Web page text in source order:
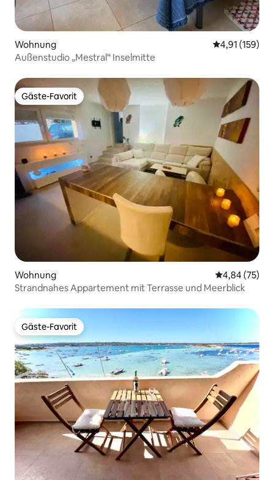
Wohnung
4,91 (159)
Außenstudio „Mestral“ Inselmitte
Gäste-Favorit
Gäste-Favorit
Wohnung
4,84 (75)
Strandnahes Appartement mit Terrasse und Meerblick
Gäste-Favorit
Gäste-Favorit